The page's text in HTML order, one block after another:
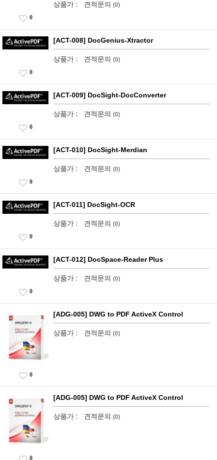
상품가 : 견적문의 (0)
0
[ACT-008] DocGenius-Xtractor
상품가 : 견적문의 (0)
0
[ACT-009] DocSight-DocConverter
상품가 : 견적문의 (0)
0
[ACT-010] DocSight-Merdian
상품가 : 견적문의 (0)
0
[ACT-011] DocSight-OCR
상품가 : 견적문의 (0)
0
[ACT-012] DocSpace-Reader Plus
상품가 : 견적문의 (0)
0
[ADG-005] DWG to PDF ActiveX Control
상품가 : 견적문의 (0)
0
[ADG-005] DWG to PDF ActiveX Control
상품가 : 견적문의 (0)
0